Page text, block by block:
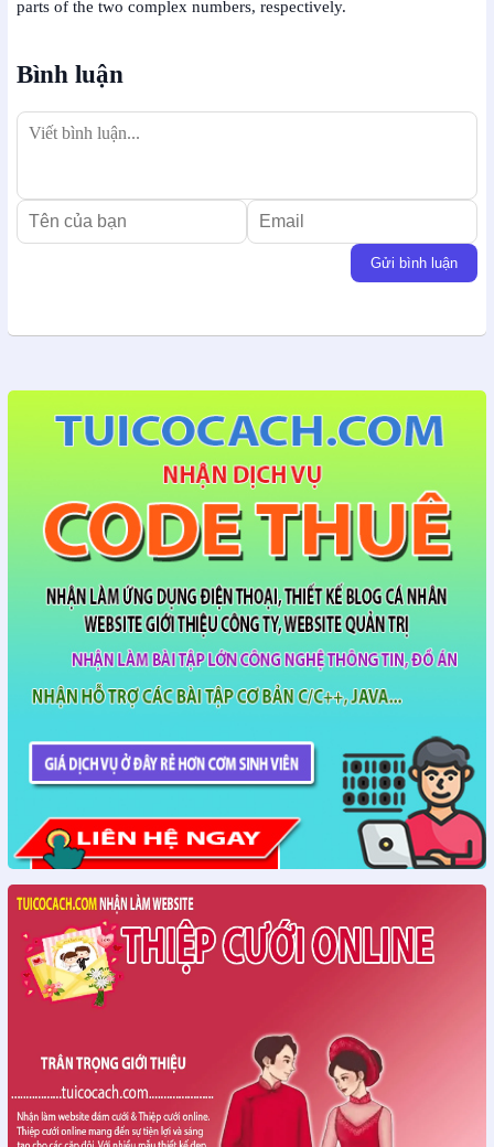
parts of the two complex numbers, respectively.
Bình luận
Gửi bình luận